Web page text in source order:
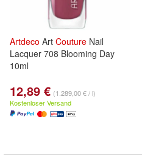
Artdeco Art Couture Nail
Lacquer 708 Blooming Day
10ml
12,89 € (1.289,00 € / l)
Kostenloser Versand